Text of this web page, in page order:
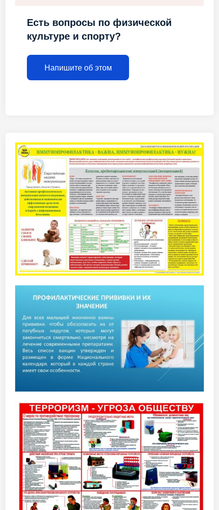
Есть вопросы по физической
культуре и спорту?
Напишите об этом